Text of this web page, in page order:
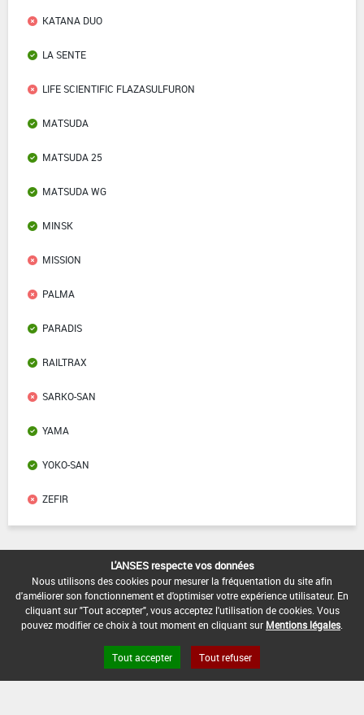
KATANA DUO
LA SENTE
LIFE SCIENTIFIC FLAZASULFURON
MATSUDA
MATSUDA 25
MATSUDA WG
MINSK
MISSION
PALMA
PARADIS
RAILTRAX
SARKO-SAN
YAMA
YOKO-SAN
ZEFIR
Base de données européenne des pesticides
Base de données européenne des substances chimiques
L'ANSES respecte vos données
Nous utilisons des cookies pour mesurer la fréquentation du site afin
d'améliorer son fonctionnement et d'optimiser votre expérience utilisateur. En
cliquant sur "Tout accepter", vous acceptez l'utilisation de cookies. Vous
pouvez modifier ce choix à tout moment en cliquant sur Mentions légales
Tout accepter Tout refuser